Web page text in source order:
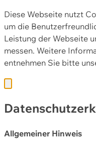
Diese Webseite nutzt
um die
Leistung der Webseite
messen. Weitere
entnehmen Sie bitte
Allgemeiner Hinweis